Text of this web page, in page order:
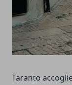
Taranto